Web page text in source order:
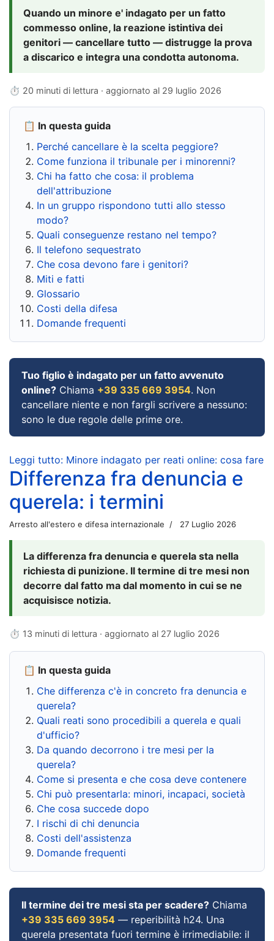
Quando un minore e' indagato per un fatto
commesso online, la reazione istintiva dei
genitori — cancellare tutto — distrugge la prova
a discarico e integra una condotta autonoma.
⏱ 20 minuti di lettura · aggiornato al 29 luglio 2026
📋 In questa guida
Perché cancellare è la scelta peggiore?
Come funziona il tribunale per i minorenni?
Chi ha fatto che cosa: il problema
dell'attribuzione
In un gruppo rispondono tutti allo stesso
modo?
Quali conseguenze restano nel tempo?
Il telefono sequestrato
Che cosa devono fare i genitori?
Miti e fatti
Glossario
Costi della difesa
Domande frequenti
Tuo figlio è indagato per un fatto avvenuto
online? Chiama +39 335 669 3954. Non
cancellare niente e non fargli scrivere a nessuno:
sono le due regole delle prime ore.
Leggi tutto: Minore indagato per reati online: cosa fare
Differenza fra denuncia e
querela: i termini
Arresto all'estero e difesa internazionale 27 Luglio 2026
La differenza fra denuncia e querela sta nella
richiesta di punizione. Il termine di tre mesi non
decorre dal fatto ma dal momento in cui se ne
acquisisce notizia.
⏱ 13 minuti di lettura · aggiornato al 27 luglio 2026
📋 In questa guida
Che differenza c'è in concreto fra denuncia e
querela?
Quali reati sono procedibili a querela e quali
d'ufficio?
Da quando decorrono i tre mesi per la
querela?
Come si presenta e che cosa deve contenere
Chi può presentarla: minori, incapaci, società
Che cosa succede dopo
I rischi di chi denuncia
Costi dell'assistenza
Domande frequenti
Il termine dei tre mesi sta per scadere? Chiama
+39 335 669 3954 — reperibilità h24. Una
querela presentata fuori termine è irrimediabile: il